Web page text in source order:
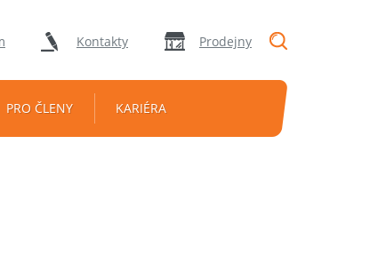
Kontakty Prodejny
PRO ČLENY KARIÉRA